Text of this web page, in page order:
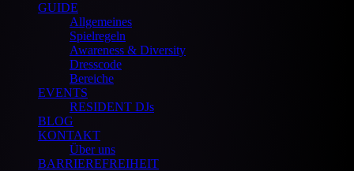
GUIDE
Allgemeines
Spielregeln
Awareness & Diversity
Dresscode
Bereiche
EVENTS
RESIDENT DJs
BLOG
KONTAKT
Über uns
BARRIEREFREIHEIT